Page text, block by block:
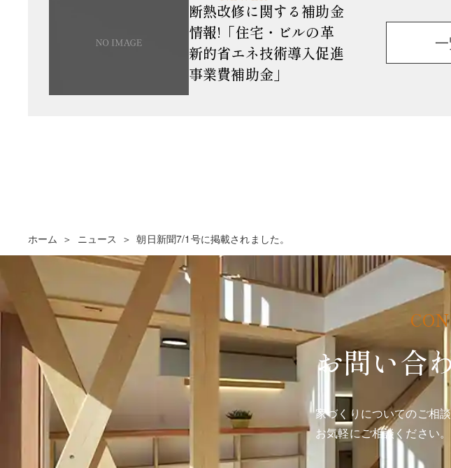
断熱改修に関する補助金
情報!「住宅・ビルの革
新的省エネ技術導入促進
事業費補助金」
ホーム ニュース 朝日新聞7/1号に掲載されました。
お問い合
家づくりについてのご相
お気軽にご相談ください。